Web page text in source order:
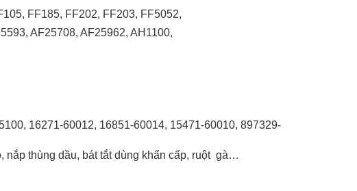
FF185, FF202, FF203, FF5052,
AF25708, AF25962, AH1100,
16271-60012, 16851-60014, 15471-60010, 897329-
nắp thùng dầu, bát tắt dùng khẩn cấp, ruột gà…